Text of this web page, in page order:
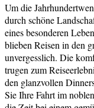
Um die
durch schöne
eines besonderen
blieben Reisen in den
unvergesslich. Die
trugen zum
den glanzvollen
Sie Ihre Fahrt im